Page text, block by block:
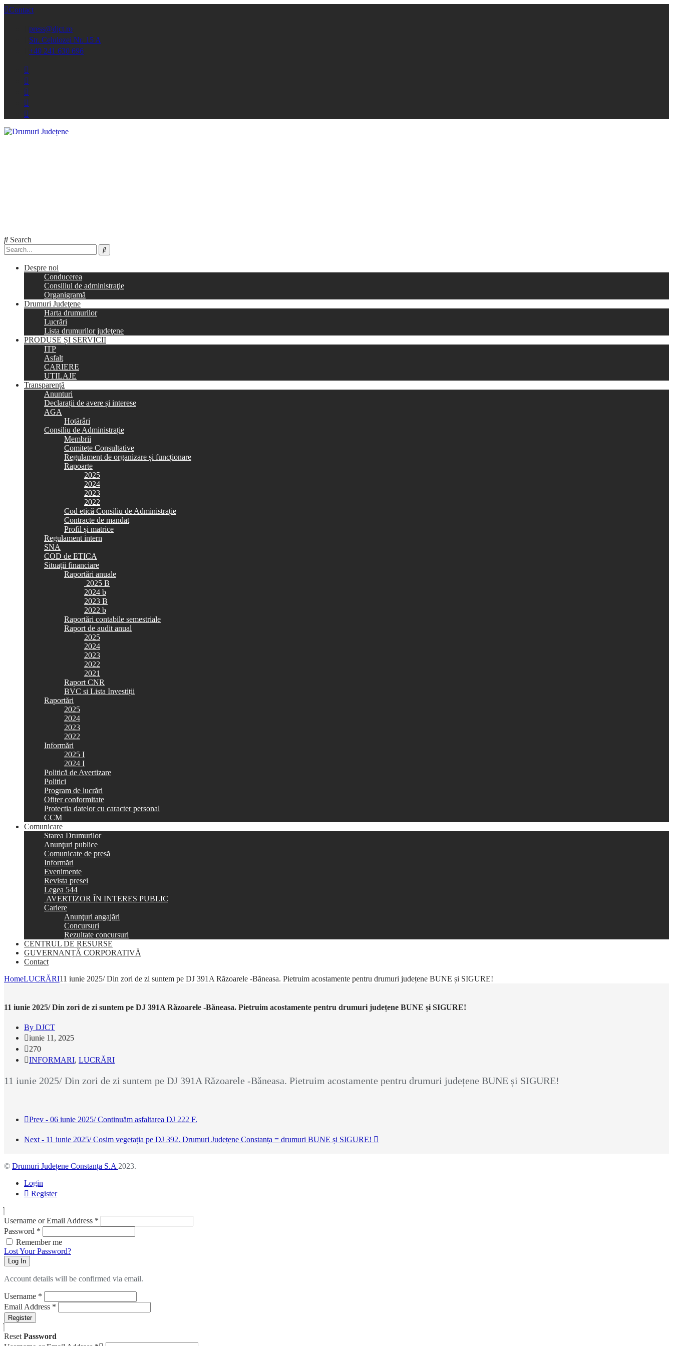
Contact
press@djct.ro
Str. Celulozei Nr. 15 A
+40 241 630 696
Search
Despre noi
Conducerea
Consiliul de administraţie
Organigramă
Drumuri Judeţene
Harta drumurilor
Lucrări
Lista drumurilor judeţene
PRODUSE ȘI SERVICII
ITP
Asfalt
CARIERE
UTILAJE
Transparență
Anunturi
Declarații de avere și interese
AGA
Hotărâri
Consiliu de Administrație
Membrii
Comitete Consultative
Regulament de organizare și funcționare
Rapoarte
2025
2024
2023
2022
Cod etică Consiliu de Administrație
Contracte de mandat
Profil și matrice
Regulament intern
SNA
COD de ETICA
Situații financiare
Raportări anuale
2025 B
2024 b
2023 B
2022 b
Raportări contabile semestriale
Raport de audit anual
2025
2024
2023
2022
2021
Raport CNR
BVC si Lista Investiții
Raportări
2025
2024
2023
2022
Informări
2025 I
2024 I
Politică de Avertizare
Politici
Program de lucrări
Ofițer conformitate
Protectia datelor cu caracter personal
CCM
Comunicare
Starea Drumurilor
Anunţuri publice
Comunicate de presă
Informări
Evenimente
Revista presei
Legea 544
AVERTIZOR ÎN INTERES PUBLIC
Cariere
Anunţuri angajări
Concursuri
Rezultate concursuri
CENTRUL DE RESURSE
GUVERNANȚĂ CORPORATIVĂ
Contact
HomeLUCRĂRI11 iunie 2025/ Din zori de zi suntem pe DJ 391A Răzoarele -Băneasa. Pietruim acostamente pentru drumuri județene BUNE și SIGURE!
11 iunie 2025/ Din zori de zi suntem pe DJ 391A Răzoarele -Băneasa. Pietruim acostamente pentru drumuri județene BUNE și SIGURE!
By DJCT
iunie 11, 2025
270
INFORMARI, LUCRĂRI
11 iunie 2025/ Din zori de zi suntem pe DJ 391A Răzoarele -Băneasa. Pietruim acostamente pentru drumuri județene BUNE și SIGURE!
Prev - 06 iunie 2025/ Continuăm asfaltarea DJ 222 F.
Next - 11 iunie 2025/ Cosim vegetația pe DJ 392. Drumuri Județene Constanța = drumuri BUNE și SIGURE!
© Drumuri Județene Constanța S.A 2023.
Login
Register
Username or Email Address *
Password *
Remember me
Lost Your Password?
Log In
Account details will be confirmed via email.
Username *
Email Address *
Register
Reset Password